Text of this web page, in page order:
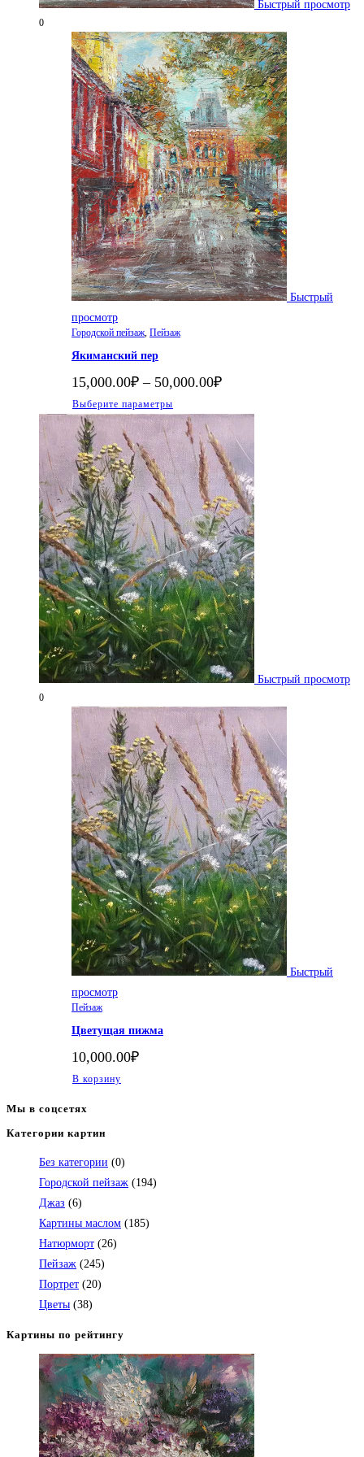
Быстрый просмотр
0
Быстрый
просмотр
Городской пейзаж, Пейзаж
Якиманский пер
15,000.00₽ – 50,000.00₽Диапазон
–
50,000.00₽
Выберите параметры
товар
имеет
несколько
вариаций.
Опции
можно
выбрать
на
странице
товара.
Быстрый просмотр
0
Быстрый
просмотр
Пейзаж
Цветущая пижма
10,000.00₽
В корзину
Мы в соцсетях
Откроется
в
вашем
приложении
Категории картин
Без категории (0)
Городской пейзаж (194)
Джаз (6)
Картины маслом (185)
Натюрморт (26)
Пейзаж (245)
Портрет (20)
Цветы (38)
Картины по рейтингу